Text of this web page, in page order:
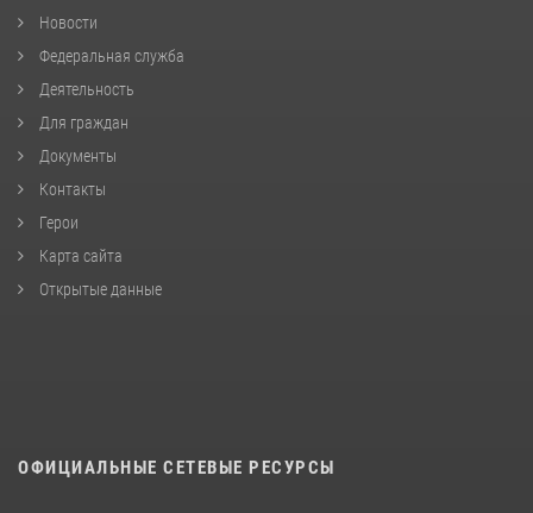
Новости
Федеральная служба
Деятельность
Для граждан
Документы
Контакты
Герои
Карта сайта
Открытые данные
ОФИЦИАЛЬНЫЕ СЕТЕВЫЕ РЕСУРСЫ